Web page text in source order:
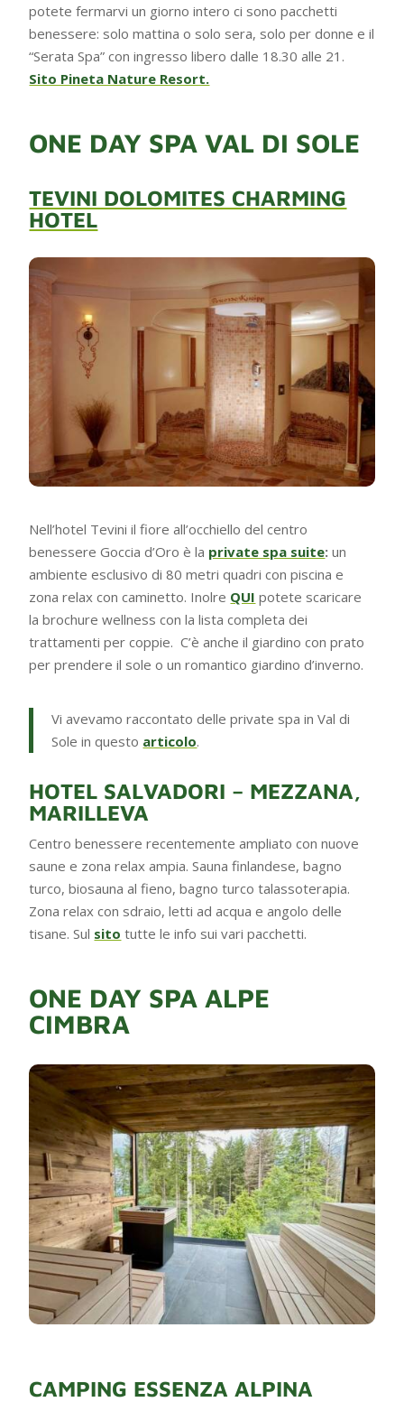
potete fermarvi un giorno intero ci sono pacchetti
benessere: solo mattina o solo sera, solo per donne e il
“Serata Spa” con ingresso libero dalle 18.30 alle 21.
Sito Pineta Nature Resort.
ONE DAY SPA VAL DI SOLE
TEVINI DOLOMITES CHARMING
HOTEL
Nell’hotel Tevini il fiore all’occhiello del centro
benessere Goccia d’Oro è la private spa suite:un
ambiente esclusivo di 80 metri quadri con piscina e
zona relax con caminetto. Inolre QUI potete scaricare
la brochure wellness con la lista completa dei
trattamenti per coppie. C’è anche il giardino con prato
per prendere il sole o un romantico giardino d’inverno.
Vi avevamo raccontato delle private spa in Val di
Sole in questo articolo.
HOTEL SALVADORI – MEZZANA,
MARILLEVA
Centro benessere recentemente ampliato con nuove
saune e zona relax ampia. Sauna finlandese, bagno
turco, biosauna al fieno, bagno turco talassoterapia.
Zona relax con sdraio, letti ad acqua e angolo delle
tisane. Sul sito tutte le info sui vari pacchetti.
ONE DAY SPA ALPE
CIMBRA
CAMPING ESSENZA ALPINA